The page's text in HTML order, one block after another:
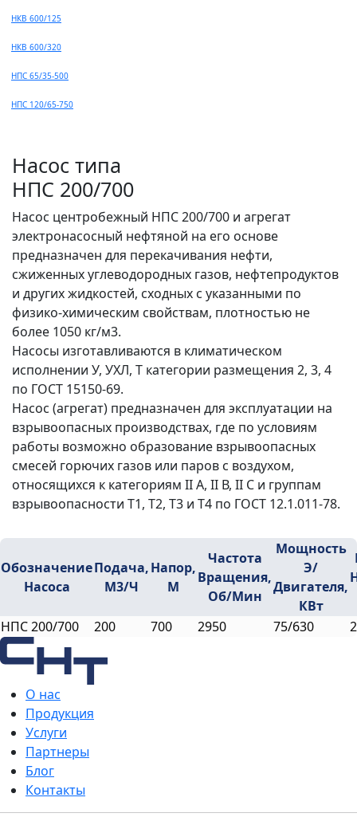
НКВ 600/125
НКВ 600/320
НПС 65/35-500
НПС 120/65-750
Насос типа
НПС 200/700
Насос центробежный НПС 200/700 и агрегат
электронасосный нефтяной на его основе
предназначен для перекачивания нефти,
сжиженных углеводородных газов, нефтепродуктов
и других жидкостей, сходных с указанными по
физико-химическим свойствам, плотностью не
более 1050 кг/м3.
Насосы изготавливаются в климатическом
исполнении У, УХЛ, Т категории размещения 2, 3, 4
по ГОСТ 15150-69.
Насос (агрегат) предназначен для эксплуатации на
взрывоопасных производствах, где по условиям
работы возможно образование взрывоопасных
смесей горючих газов или паров с воздухом,
относящихся к категориям II А, II В, II С и группам
взрывоопасности Т1, Т2, Т3 и Т4 по ГОСТ 12.1.011-78.
Обозначение
Насоса
Подача,
М3/ч
Напор,
М
Частота
Вращения,
Об/мин
Мощность
Э/
Двигателя,
КВт
НПС 200/700 200 700 2950 75/630
О нас
Продукция
Услуги
Партнеры
Блог
Контакты